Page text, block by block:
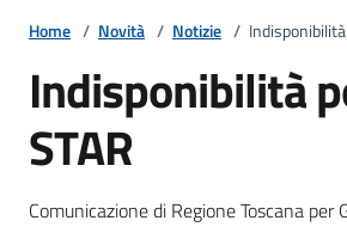
Home / Novità / Notizie /
Indisponibilità
STAR
Dettagli della
Comunicazione di Regione Toscana per